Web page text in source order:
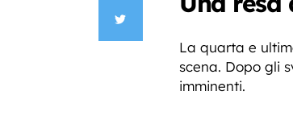
La quarta e
scena. Dopo gli
imminenti.